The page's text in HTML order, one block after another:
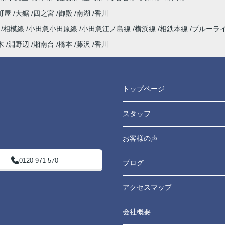
い
屋
大鋸 四之宮 御殿 南湖 香川
相模線 小田急小田原線 小田急江ノ島線 横浜線 相鉄本線
ブルーラ
淵野辺 湘南台 橋本 藤沢 香川
0120-971-570
トップページ
スタッフ
お客様の声
ブログ
アクセスマップ
会社概要